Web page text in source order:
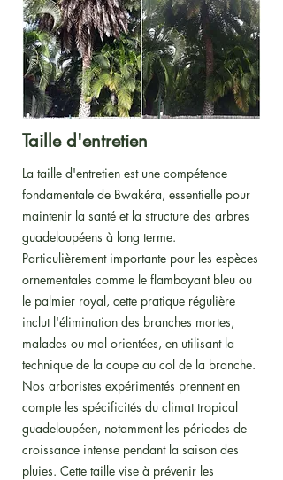
Taille d'entretien
La taille d'entretien est une compétence
fondamentale de Bwakéra, essentielle pour
maintenir la santé et la structure des arbres
guadeloupéens à long terme.
Particulièrement importante pour les espèces
ornementales comme le flamboyant bleu ou
le palmier royal, cette pratique régulière
inclut l'élimination des branches mortes,
malades ou mal orientées, en utilisant la
technique de la coupe au col de la branche.
Nos arboristes expérimentés prennent en
compte les spécificités du climat tropical
guadeloupéen, notamment les périodes de
croissance intense pendant la saison des
pluies. Cette taille vise à prévenir les